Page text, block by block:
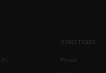
SONSTIGES
Presse